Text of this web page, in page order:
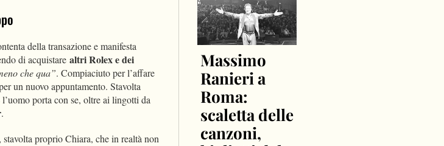
della transazione e manifesta
di acquistare altri Rolex e dei
che qua”. Compiaciuto per l’affare
un nuovo appuntamento. Stavolta
porta con se, oltre ai lingotti da
.
proprio Chiara, che in realtà non
Massimo
Ranieri a
Roma:
scaletta delle
canzoni,